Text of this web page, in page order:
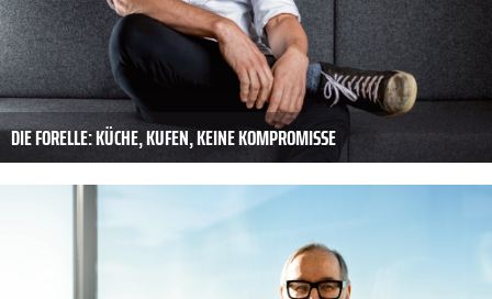
DIE FORELLE: KÜCHE, KUFEN, ­KEINE KOMPROMISSE